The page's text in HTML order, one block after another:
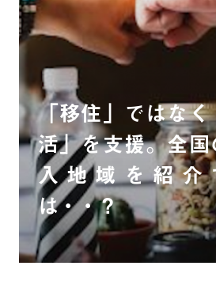
「移住」ではな
活」を支援。全
入地域を紹介
は・・？